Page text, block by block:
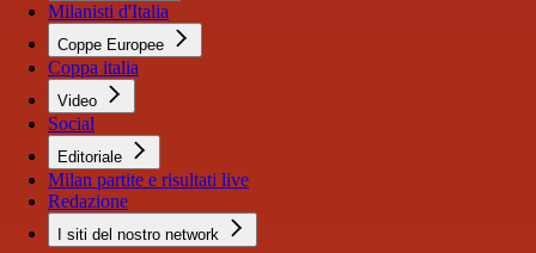
Milanisti d'Italia
Coppe Europee
Coppa italia
Video
Social
Editoriale
Milan partite e risultati live
Redazione
I siti del nostro network